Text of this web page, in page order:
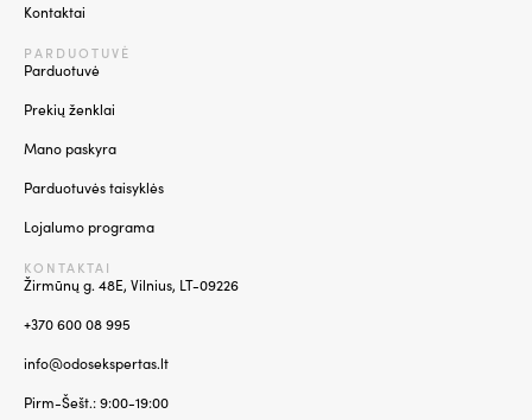
Kontaktai
PARDUOTUVĖ
Parduotuvė
Prekių ženklai
Mano paskyra
Parduotuvės taisyklės
Lojalumo programa
KONTAKTAI
Žirmūnų g. 48E, Vilnius, LT-09226
+370 600 08 995
info@odosekspertas.lt
Pirm-Šešt.: 9:00-19:00